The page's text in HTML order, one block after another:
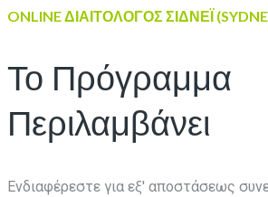
ONLINE ΔΙΑΙΤΟΛΟΓΟΣ ΣΙΔΝΕΪ
Το Πρόγραμμα
Περιλαμβάνει
Ενδιαφέρεστε για εξ' αποστάσεως